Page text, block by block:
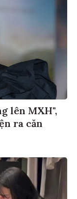
lên MXH",
ra căn